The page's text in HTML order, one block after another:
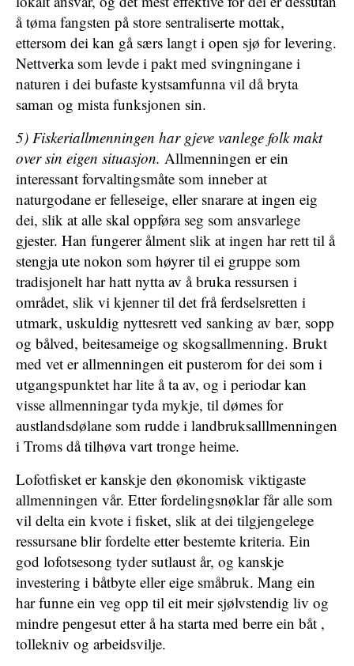
å tøma fangsten på store sentraliserte mottak,
ettersom dei kan gå særs langt i open sjø for levering.
Nettverka som levde i pakt med svingningane i
naturen i dei bufaste kystsamfunna vil då bryta
saman og mista funksjonen sin.
5) Fiskeriallmenningen har gjeve vanlege folk makt
over sin eigen situasjon. Allmenningen er ein
interessant forvaltingsmåte som inneber at
naturgodane er felleseige, eller snarare at ingen eig
dei, slik at alle skal oppføra seg som ansvarlege
gjester. Han fungerer ålment slik at ingen har rett til å
stengja ute nokon som høyrer til ei gruppe som
tradisjonelt har hatt nytta av å bruka ressursen i
området, slik vi kjenner til det frå ferdselsretten i
utmark, uskuldig nyttesrett ved sanking av bær, sopp
og bålved, beitesameige og skogsallmenning. Brukt
med vet er allmenningen eit pusterom for dei som i
utgangspunktet har lite å ta av, og i periodar kan
visse allmenningar tyda mykje, til dømes for
austlandsdølane som rudde i landbruksalllmenningen
i Troms då tilhøva vart tronge heime.
Lofotfisket er kanskje den økonomisk viktigaste
allmenningen vår. Etter fordelingsnøklar får alle som
vil delta ein kvote i fisket, slik at dei tilgjengelege
ressursane blir fordelte etter bestemte kriteria. Ein
god lofotsesong tyder sutlaust år, og kanskje
investering i båtbyte eller eige småbruk. Mang ein
har funne ein veg opp til eit meir sjølvstendig liv og
mindre pengesut etter å ha starta med berre ein båt ,
tollekniv og arbeidsvilje.